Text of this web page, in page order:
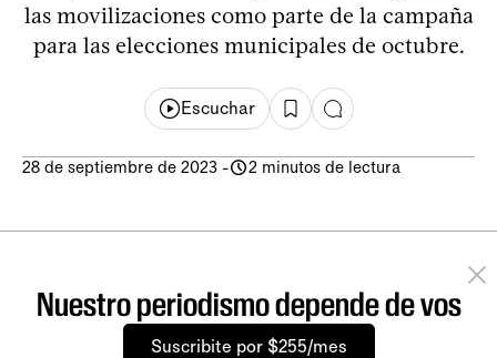
las movilizaciones como parte de la campaña
para las elecciones municipales de octubre.
Escuchar
28 de septiembre de 2023 - 2 minutos de lectura
Nuestro periodismo depende de vos
Suscribite por $255/mes